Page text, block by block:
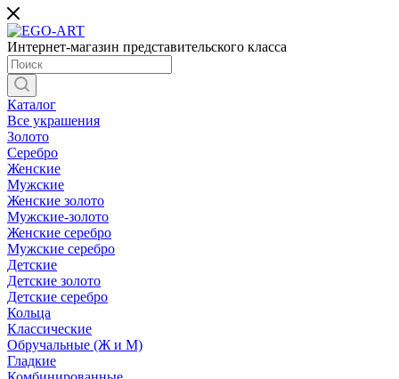
Интернет-магазин представительского класса
Каталог
Все украшения
Золото
Серебро
Женские
Мужские
Женские золото
Мужские-золото
Женские серебро
Мужские серебро
Детские
Детские золото
Детские серебро
Кольца
Классические
Обручальные (Ж и М)
Гладкие